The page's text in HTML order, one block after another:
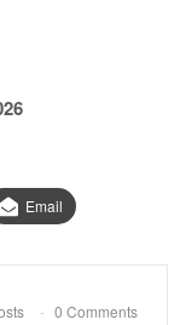
Email
0 Comments